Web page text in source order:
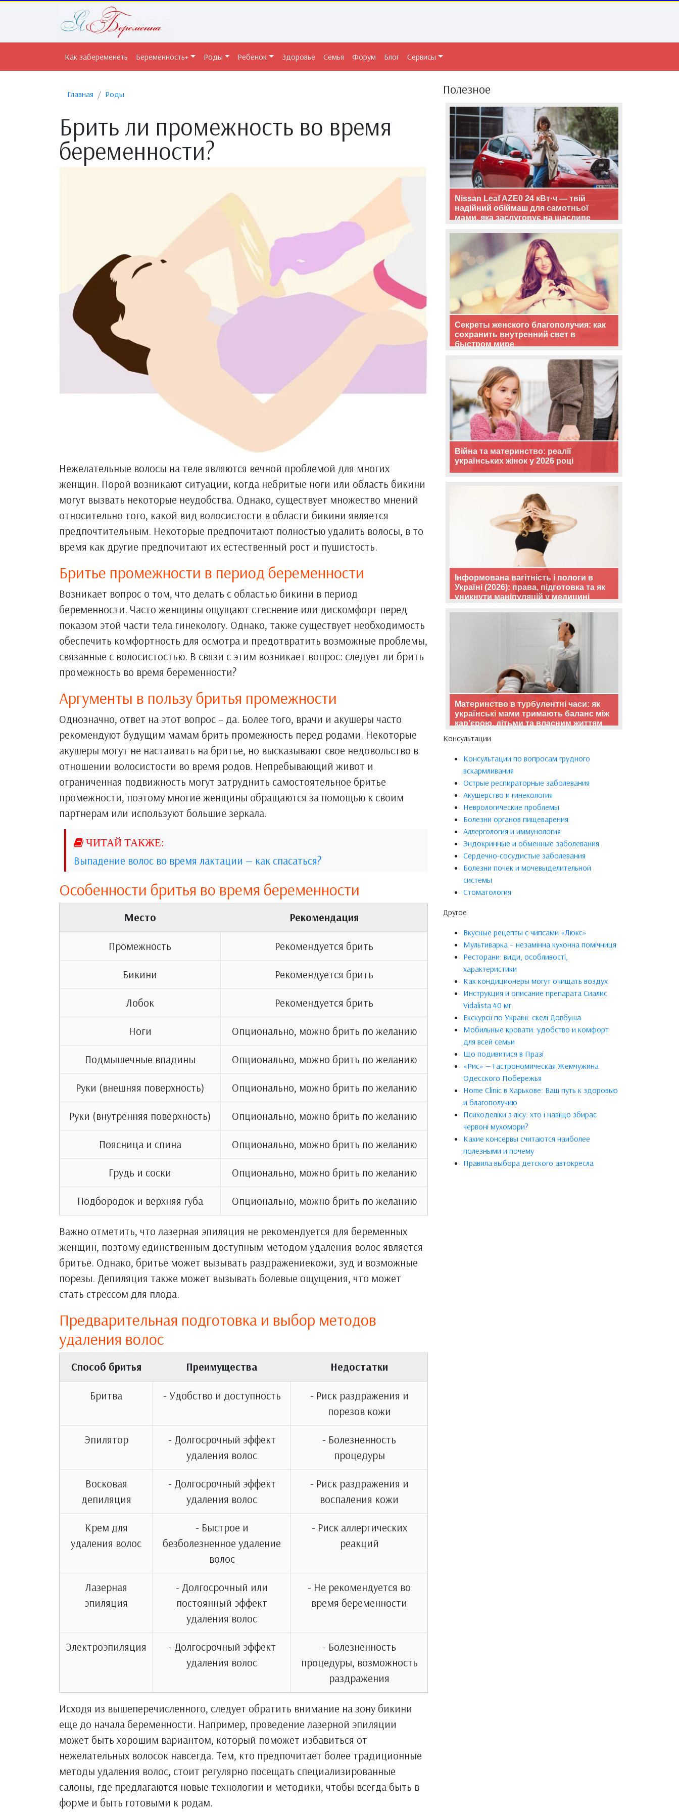
Как забеременеть Беременность+ Роды Ребенок Здоровье Семья Форум Блог Сервисы
Главная Роды
Брить ли промежность во время
беременности?
Нежелательные волосы на теле являются вечной проблемой для многих
женщин. Порой возникают ситуации, когда небритые ноги или область бикини
могут вызвать некоторые неудобства. Однако, существует множество мнений
относительно того, какой вид волосистости в области бикини является
предпочтительным. Некоторые предпочитают полностью удалить волосы, в то
время как другие предпочитают их естественный рост и пушистость.
Бритье промежности в период беременности
Возникает вопрос о том, что делать с областью бикини в период
беременности. Часто женщины ощущают стеснение или дискомфорт перед
показом этой части тела гинекологу. Однако, также существует необходимость
обеспечить комфортность для осмотра и предотвратить возможные проблемы,
связанные с волосистостью. В связи с этим возникает вопрос: следует ли брить
промежность во время беременности?
Аргументы в пользу бритья промежности
Однозначно, ответ на этот вопрос – да. Более того, врачи и акушеры часто
рекомендуют будущим мамам брить промежность перед родами. Некоторые
акушеры могут не настаивать на бритье, но высказывают свое недовольство в
отношении волосистости во время родов. Непребывающий живот и
ограниченная подвижность могут затруднить самостоятельное бритье
промежности, поэтому многие женщины обращаются за помощью к своим
партнерам или используют большие зеркала.
Выпадение волос во время лактации — как спасаться?
Особенности бритья во время беременности
Место Рекомендация
Промежность Рекомендуется брить
Бикини Рекомендуется брить
Лобок Рекомендуется брить
Ноги Опционально, можно брить по желанию
Подмышечные впадины Опционально, можно брить по желанию
Руки (внешняя поверхность) Опционально, можно брить по желанию
Руки (внутренняя поверхность) Опционально, можно брить по желанию
Поясница и спина Опционально, можно брить по желанию
Грудь и соски Опционально, можно брить по желанию
Подбородок и верхняя губа Опционально, можно брить по желанию
Важно отметить, что лазерная эпиляция не рекомендуется для беременных
женщин, поэтому единственным доступным методом удаления волос является
бритье. Однако, бритье может вызывать раздражениекожи, зуд и возможные
порезы. Депиляция также может вызывать болевые ощущения, что может
стать стрессом для плода.
Предварительная подготовка и выбор методов
удаления волос
Способ бритья Преимущества Недостатки
Бритва - Удобство и доступность
- Риск раздражения и
порезов кожи
Эпилятор
- Долгосрочный эффект
удаления волос
- Болезненность
процедуры
Восковая
депиляция
- Долгосрочный эффект
удаления волос
- Риск раздражения и
воспаления кожи
Крем для
удаления волос
- Быстрое и
безболезненное удаление
волос
- Риск аллергических
реакций
Лазерная
эпиляция
- Долгосрочный или
постоянный эффект
удаления волос
- Не рекомендуется во
время беременности
Электроэпиляция
- Долгосрочный эффект
удаления волос
- Болезненность
процедуры, возможность
раздражения
Исходя из вышеперечисленного, следует обратить внимание на зону бикини
еще до начала беременности. Например, проведение лазерной эпиляции
может быть хорошим вариантом, который поможет избавиться от
нежелательных волосок навсегда. Тем, кто предпочитает более традиционные
методы удаления волос, стоит регулярно посещать специализированные
салоны, где предлагаются новые технологии и методики, чтобы всегда быть в
форме и быть готовыми к родам.
Полезное
Nissan Leaf AZE0 24 кВт·ч — твій
надійний обіймаш для самотньої
мами, яка заслуговує на щасливе
Секреты женского благополучия: как
сохранить внутренний свет в
быстром мире
Війна та материнство: реалії
українських жінок у 2026 році
Інформована вагітність і пологи в
Україні (2026): права, підготовка та як
уникнути маніпуляцій у медицині
Материнство в турбулентні часи: як
українські мами тримають баланс між
кар’єрою, дітьми та власним життям
Консультации
Консультации по вопросам грудного
вскармливания
Острые респираторные заболевания
Акушерство и гинекология
Неврологические проблемы
Болезни органов пищеварения
Аллергология и иммунология
Эндокринные и обменные заболевания
Сердечно-сосудистые заболевания
Болезни почек и мочевыделительной
системы
Стоматология
Другое
Вкусные рецепты с чипсами «Люкс»
Мультиварка – незамінна кухонна помічниця
Ресторани: види, особливості,
характеристики
Как кондиционеры могут очищать воздух
Инструкция и описание препарата Сиалис
Vidalista 40 мг
Екскурсії по Україні: скелі Довбуша
Мобильные кровати: удобство и комфорт
для всей семьи
Що подивитися в Празі
«Рис» — Гастрономическая Жемчужина
Одесского Побережья
Home Clinic в Харькове: Ваш путь к здоровью
и благополучию
Психоделіки з лісу: хто і навіщо збирає
червоні мухомори?
Какие консервы считаются наиболее
полезными и почему
Правила выбора детского автокресла